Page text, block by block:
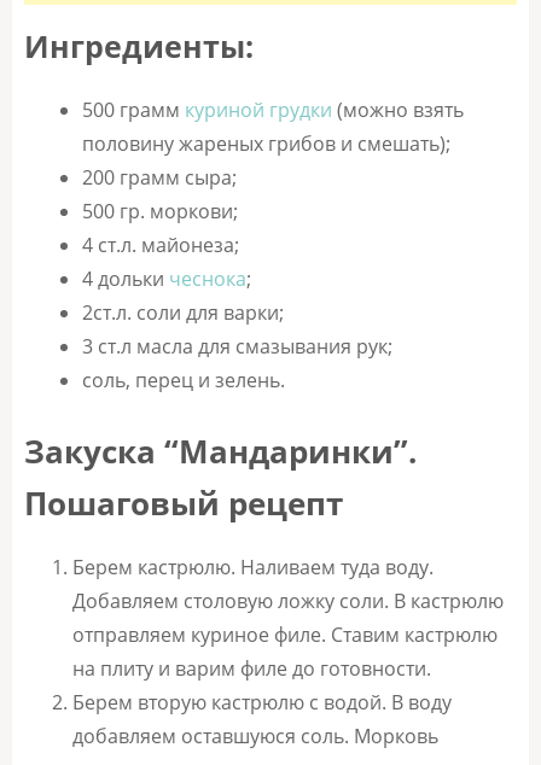
Ингредиенты:
500 грамм куриной грудки (можно взять
половину жареных грибов и смешать);
200 грамм сыра;
500 гр. моркови;
4 ст.л. майонеза;
4 дольки чеснока;
2ст.л. соли для варки;
3 ст.л масла для смазывания рук;
соль, перец и зелень.
Закуска “Мандаринки”.
Пошаговый рецепт
Берем кастрюлю. Наливаем туда воду.
Добавляем столовую ложку соли. В кастрюлю
отправляем куриное филе. Ставим кастрюлю
на плиту и варим филе до готовности.
Берем вторую кастрюлю с водой. В воду
добавляем оставшуюся соль. Морковь